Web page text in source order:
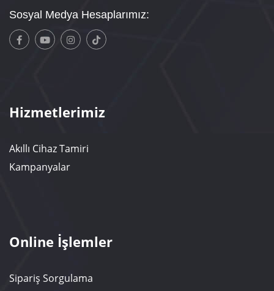
Sosyal Medya Hesaplarımız:
Hizmetlerimiz
Akıllı Cihaz Tamiri
Kampanyalar
Online İşlemler
Sipariş Sorgulama